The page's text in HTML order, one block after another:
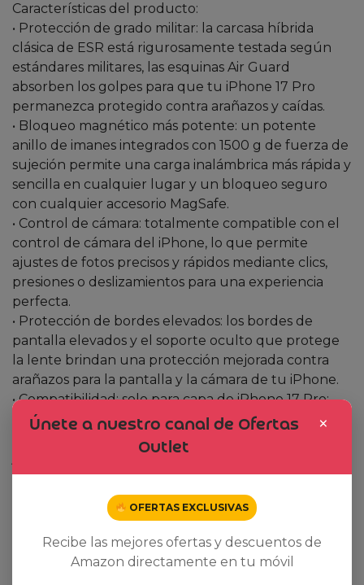
Características del producto:
• Protección de grado militar: la carcasa híbrida
clásica de ESR está rigurosamente testada según
estándares militares, las esquinas Air Guard
absorben los golpes para que tu iPhone 17 Pro
permanezca protegido contra arañazos y caídas.
• Bloqueo magnético más potente: un potente
anillo de imanes integrados con 1500 g de fuerza de
sujeción permite una carga inalámbrica más rápida y
sencilla en cualquier lugar y un bloqueo seguro
con cualquier accesorio MagSafe.
• Control de cámara: totalmente compatible con el
control de cámara del iPhone, lo que permite
ajustes de fotos precisos y rápidos mediante clics,
presiones o deslizamientos para una experiencia
perfecta.
• Protección de bordes elevados: los bordes de
pantalla elevados y el soporte oculto que protege
la lente brindan una protección mejorada contra
arañazos para la pantalla y la cámara de tu iPhone.
• Compatibilidad: solo para capa de iPhone 17 Pro;
funcionalidad completa preservada a través de los
reocrtes a medida para el altavoz y los puertos,
• Soporte al cliente integral: videos de configuración
detallados y preguntas frecuentes, un plan de
protección integral de 12 meses y soporte al cliente
de por vida para tu tranquilidad.
×
Únete a nuestro canal de Ofertas
Outlet
OFERTAS EXCLUSIVAS
Recibe las mejores ofertas y descuentos de
Amazon directamente en tu móvil